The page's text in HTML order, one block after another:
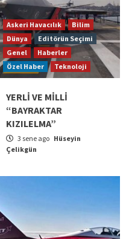
Askeri Havacılık
Bilim
Dünya
Editörün Seçimi
Genel
Haberler
Özel Haber
Teknoloji
YERLİ VE MİLLİ
“BAYRAKTAR
KIZILELMA”
3 sene ago Hüseyin
Çelikgün